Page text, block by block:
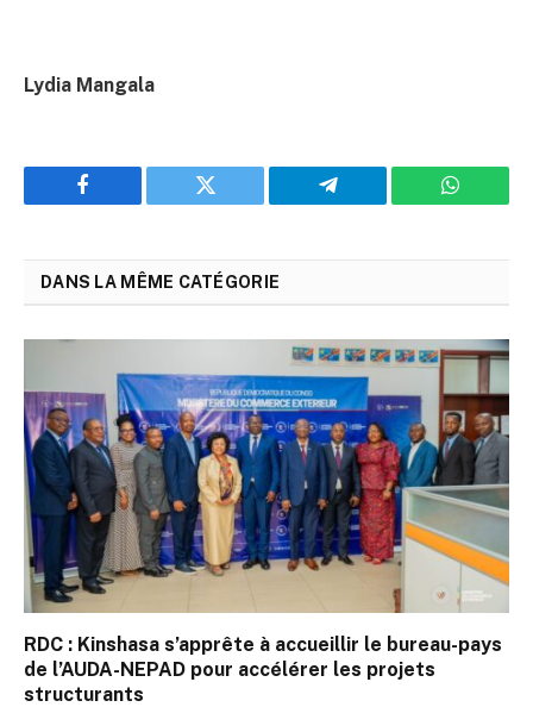
Lydia Mangala
Facebook Twitter Telegram
DANS LA MÊME CATÉGORIE
RDC : Kinshasa s’apprête à accueillir le bureau-pays
de l’AUDA-NEPAD pour accélérer les projets
structurants